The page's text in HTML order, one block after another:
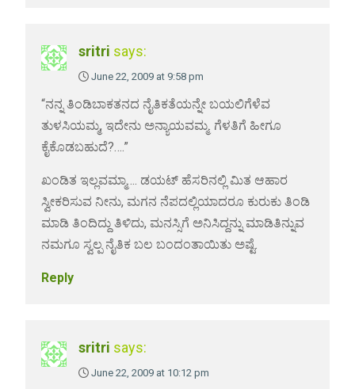
sritri says:
June 22, 2009 at 9:58 pm
“ನನ್ನ ತಿಂಡಿಬಾಕತನದ ನೈತಿಕತೆಯನ್ನೇ ಬಯಲಿಗೆಳೆವ
ತುಳಸಿಯಮ್ಮ, ಇದೇನು ಅನ್ಯಾಯವಮ್ಮ. ಗೆಳತಿಗೆ ಹೀಗೂ
ಕೈಕೊಡಬಹುದೆ?….”
ಖಂಡಿತ ಇಲ್ಲವಮ್ಮಾ…. ಡಯಟ್ ಹೆಸರಿನಲ್ಲಿ ಮಿತ ಆಹಾರ
ಸ್ವೀಕರಿಸುವ ನೀನು, ಮಗನ ನೆಪದಲ್ಲಿಯಾದರೂ ಕುರುಕು ತಿಂಡಿ
ಮಾಡಿ ತಿಂದಿದ್ದು ತಿಳಿದು, ಮನಸ್ಸಿಗೆ ಅನಿಸಿದ್ದನ್ನು ಮಾಡಿತಿನ್ನುವ
ನಮಗೂ ಸ್ವಲ್ಪ ನೈತಿಕ ಬಲ ಬಂದಂತಾಯಿತು ಅಷ್ಟೆ.
Reply
sritri says:
June 22, 2009 at 10:12 pm